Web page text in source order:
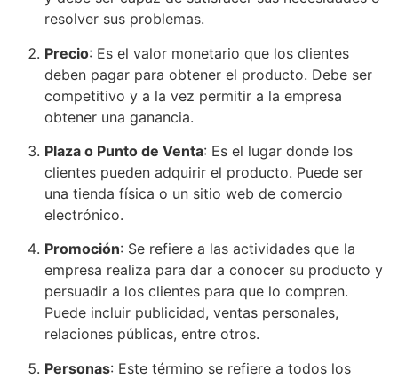
resolver sus problemas.
Precio: Es el valor monetario que los clientes
deben pagar para obtener el producto. Debe ser
competitivo y a la vez permitir a la empresa
obtener una ganancia.
Plaza o Punto de Venta: Es el lugar donde los
clientes pueden adquirir el producto. Puede ser
una tienda física o un sitio web de comercio
electrónico.
Promoción: Se refiere a las actividades que la
empresa realiza para dar a conocer su producto y
persuadir a los clientes para que lo compren.
Puede incluir publicidad, ventas personales,
relaciones públicas, entre otros.
Personas: Este término se refiere a todos los